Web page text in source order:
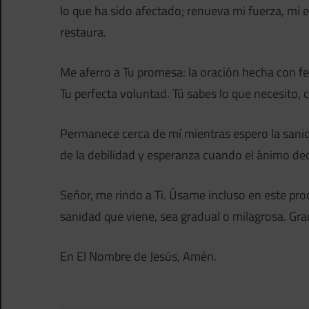
lo que ha sido afectado; renueva mi fuerza, mi
restaura.
Me aferro a Tu promesa: la oración hecha con
Tu perfecta voluntad. Tú sabes lo que
Permanece cerca de mí mientras espero la
de la debilidad y esperanza cuando el ánimo
Señor, me rindo a Ti. Úsame incluso en este
sanidad que viene, sea gradual o milagrosa.
En El Nombre de Jesús, Amén.